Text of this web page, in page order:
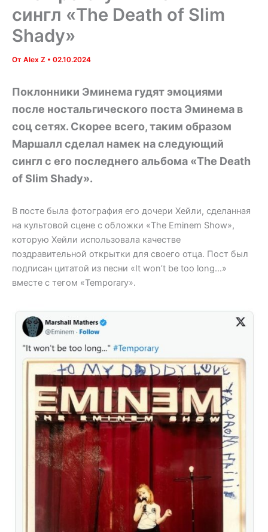
сингл «The Death of Slim
Shady»
От Alex Z • 02.10.2024
Поклонники Эминема гудят эмоциями
после ностальгического поста Эминема в
соц сетях. Скорее всего, таким образом
Маршалл сделал намек на следующий
сингл с его последнего альбома «The Death
of Slim Shady».
В посте была фотография его дочери Хейли, сделанная
на культовой сцене с обложки «The Eminem Show»,
которую Хейли использовала качестве
поздравительной открытки для своего отца. Пост был
подписан цитатой из песни «It won’t be too long…»
вместе с тегом «Temporary».